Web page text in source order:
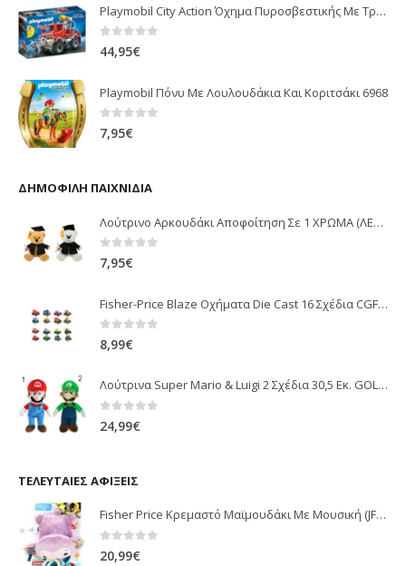
Playmobil City Action Όχημα Πυροσβεστικής Με Τροχαλία Ρυμούλκησης 9466
0 out of 5
44,95€
Playmobil Πόνυ Με Λουλουδάκια Και Κοριτσάκι 6968
0out of 5
7,95€
ΔΗΜΟΦΙΛΉ ΠΑΙΧΝΊΔΙΑ
Λούτρινο Αρκουδάκι Αποφοίτηση Σε 1 ΧΡΩΜΑ (ΛΕΥΚΟ)25Εκ 1850
0out of 5
7,95€
Fisher-Price Blaze Οχήματα Die Cast 16 Σχέδια CGF20
0 out of 5
8,99€
Λούτρινα Super Mario & Luigi 2 Σχέδια 30,5 Εκ. GOL13769
0 out of 5
24,99€
ΤΕΛΕΥΤΑΊΕΣ ΑΦΊΞΕΙΣ
Fisher Price Κρεμαστό Μαϊμουδάκι Με Μουσική (JFF02)
0 out of 5
20,99€